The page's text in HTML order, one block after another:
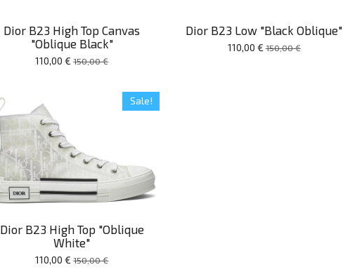
Dior B23 High Top Canvas
"Oblique Black"
110,00 € 150,00 €
Dior B23 Low "Black Oblique"
110,00 € 150,00 €
Sale!
Dior B23 High Top "Oblique
White"
110,00 € 150,00 €